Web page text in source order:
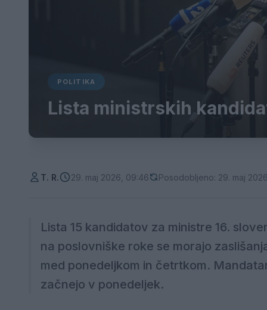
POLITIKA
Lista ministrskih
T. R. 29. maj 2026, 09:46 Posodobljeno: 29. maj
Lista 15 kandidatov za ministre 16.
na poslovniške roke se morajo
med ponedeljkom in četrtkom.
začnejo v ponedeljek.